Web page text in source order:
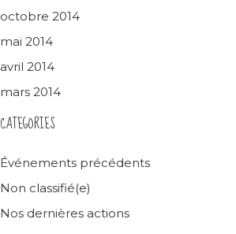
octobre 2014
mai 2014
avril 2014
mars 2014
CATEGORIES
Événements précédents
Non classifié(e)
Nos dernières actions